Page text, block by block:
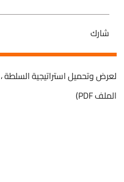
شارك
لعرض وتحميل استراتيجية السلطة ،
الملف PDF)